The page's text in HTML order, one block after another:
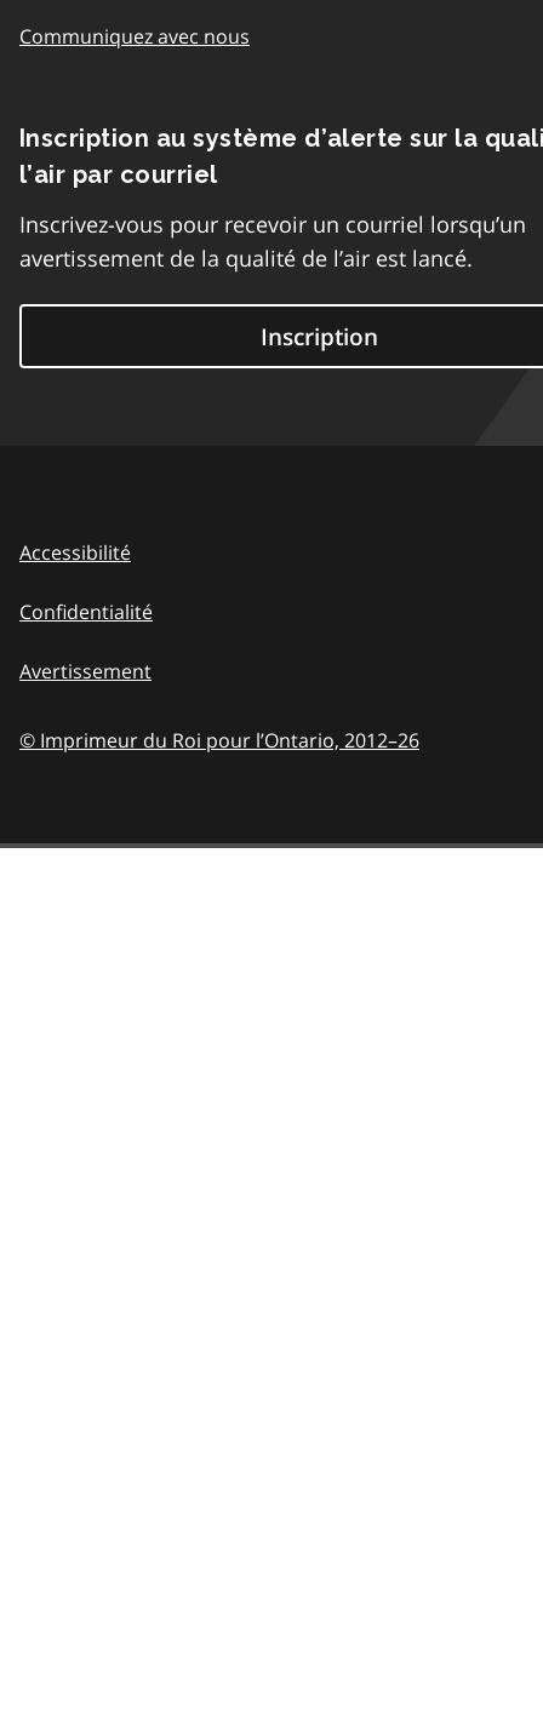
Communiquez avec nous
Inscription au système d’alerte sur la
l’air par courriel
Inscrivez-vous pour recevoir un courriel lorsqu’un
avertissement de la qualité de l’air est lancé.
Inscription
Accessibilité
Confidentialité
Avertissement
© Imprimeur du Roi pour l’Ontario, 2012–26